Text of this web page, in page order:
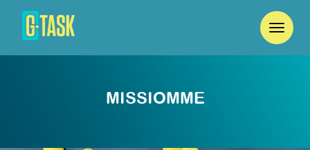
MISSIOMME